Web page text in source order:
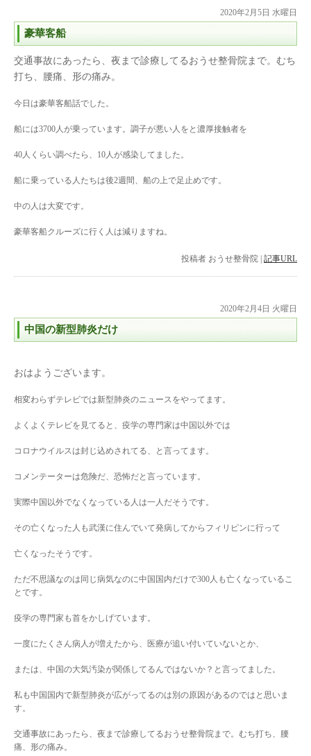
2020年2月5日 水曜日
豪華客船
交通事故にあったら、夜まで診療してるおうせ整骨院まで。むち
打ち、腰痛、形の痛み。
今日は豪華客船話でした。
船には3700人が乗っています。調子が悪い人をと濃厚接触者を
40人くらい調べたら、10人が感染してました。
船に乗っている人たちは後2週間、船の上で足止めです。
中の人は大変です。
豪華客船クルーズに行く人は減りますね。
投稿者 おうせ整骨院 | 記事URL
2020年2月4日 火曜日
中国の新型肺炎だけ
おはようございます。
相変わらずテレビでは新型肺炎のニュースをやってます。
よくよくテレビを見てると、疫学の専門家は中国以外では
コロナウイルスは封じ込めされてる、と言ってます。
コメンテーターは危険だ、恐怖だと言っています。
実際中国以外でなくなっている人は一人だそうです。
その亡くなった人も武漢に住んでいて発病してからフィリピンに行って
亡くなったそうです。
ただ不思議なのは同じ病気なのに中国国内だけで300人も亡くなっているこ
とです。
疫学の専門家も首をかしげています。
一度にたくさん病人が増えたから、医療が追い付いていないとか、
または、中国の大気汚染が関係してるんではないか？と言ってました。
私も中国国内で新型肺炎が広がってるのは別の原因があるのではと思いま
す。
交通事故にあったら、夜まで診療してるおうせ整骨院まで。むち打ち、腰
痛、形の痛み。